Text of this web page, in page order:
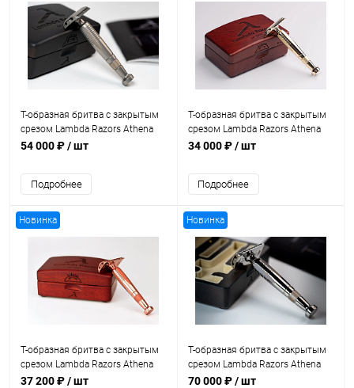
Т-образная бритва с закрытым
срезом Lambda Razors Athena
Titanium Satin
54 000 ₽/ шт
Подробнее
Т-образная бритва с закрытым
срезом Lambda Razors Athena
Bronze
34 000 ₽/ шт
Подробнее
Новинка
Т-образная бритва с закрытым
срезом Lambda Razors Athena
Cooper
37 200 ₽/ шт
Новинка
Т-образная бритва с закрытым
срезом Lambda Razors Athena
Titanium
70 000 ₽/ шт